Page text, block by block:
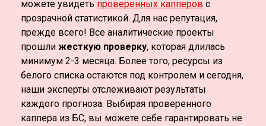
можете увидеть проверенных капперов с
прозрачной статистикой. Для нас репутация,
прежде всего! Все аналитические проекты
прошли жесткую проверку, которая длилась
минимум 2-3 месяца. Более того, ресурсы из
белого списка остаются под контролем и сегодня,
наши эксперты отслеживают результаты
каждого прогноза. Выбирая проверенного
каппера из БС, вы можете себе гарантировать не